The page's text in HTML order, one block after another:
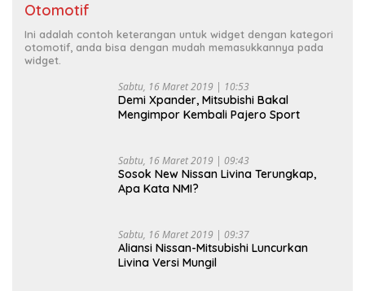
Otomotif
Ini adalah contoh keterangan untuk widget dengan kategori
otomotif, anda bisa dengan mudah memasukkannya pada
widget.
Sabtu, 16 Maret 2019 | 10:53
Demi Xpander, Mitsubishi Bakal
Mengimpor Kembali Pajero Sport
Sabtu, 16 Maret 2019 | 09:43
Sosok New Nissan Livina Terungkap,
Apa Kata NMI?
Sabtu, 16 Maret 2019 | 09:37
Aliansi Nissan-Mitsubishi Luncurkan
Livina Versi Mungil